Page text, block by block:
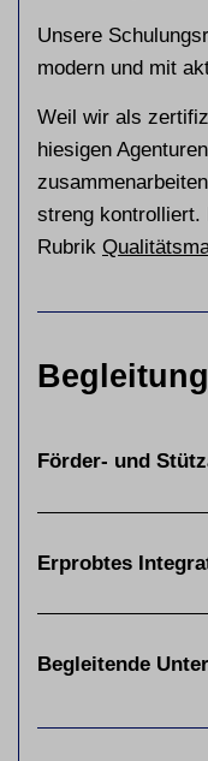
Unsere
modern und mit
Weil wir als
hiesigen
streng kontrolliert.
Rubrik
Förder- und
Erprobtes
Begleitende